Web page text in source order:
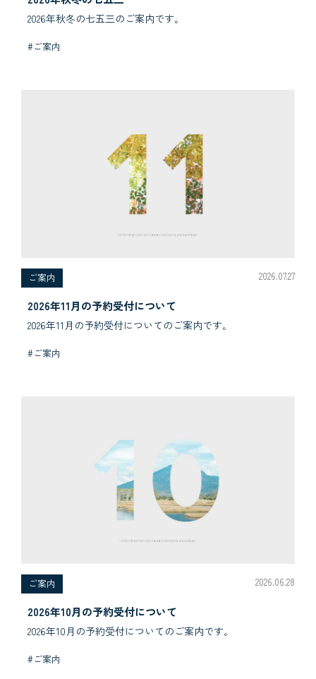
2026年秋冬の七五三のご案内です｡
#ご案内
ご案内 2026.07.27
2026年11月の予約受付について
2026年11月の予約受付についてのご案内です｡
#ご案内
ご案内 2026.06.28
2026年10月の予約受付について
2026年10月の予約受付についてのご案内です｡
#ご案内